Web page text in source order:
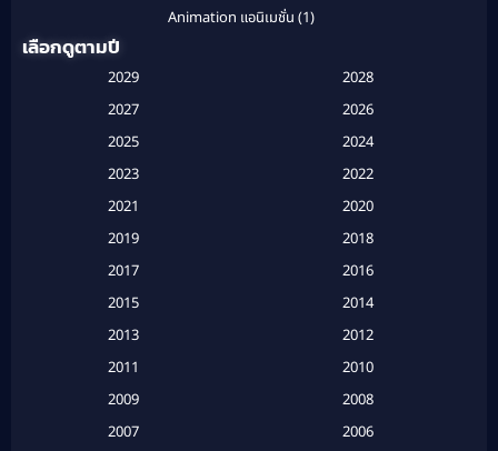
Animation แอนิเมชั่น (1)
Based on a True Story สร้างจากเรื่องจริง(2)
Based on a True Story เรื่องจริง (20)
เลือกดูตามปี
2029
2028
2027
2026
2025
2024
2023
2022
2021
2020
2019
2018
2017
2016
2015
2014
2013
2012
2011
2010
2009
2008
2007
2006